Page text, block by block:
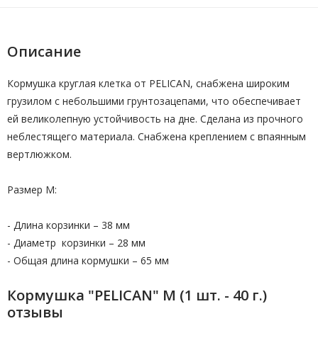
Описание
Кормушка круглая клетка от PELICAN, снабжена широким
грузилом с небольшими грунтозацепами, что обеспечивает
ей великолепную устойчивость на дне. Сделана из прочного
неблестящего материала. Снабжена креплением с впаянным
вертлюжком.
Размер М:
- Длина корзинки – 38 мм
- Диаметр корзинки – 28 мм
- Общая длина кормушки – 65 мм
Кормушка "PELICAN" M (1 шт. - 40 г.)
отзывы